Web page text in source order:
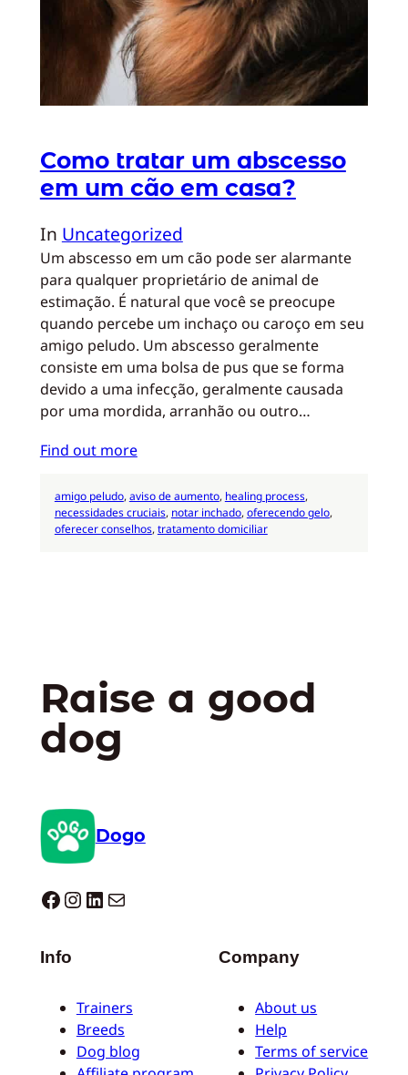
Como tratar um abscesso
em um cão em casa?
In Uncategorized
Um abscesso em um cão pode ser alarmante
para qualquer proprietário de animal de
estimação. É natural que você se preocupe
quando percebe um inchaço ou caroço em seu
amigo peludo. Um abscesso geralmente
consiste em uma bolsa de pus que se forma
devido a uma infecção, geralmente causada
por uma mordida, arranhão ou outro…
Find out more
amigo peludo, aviso de aumento, healing process
necessidades cruciais, notar inchado, oferecendo gelo
oferecer conselhos, tratamento domiciliar
Raise a good
dog
Dogo
Dogo facebook InstagramLinkedIn E-mail
Info
Trainers
Breeds
Dog blog
Company
About us
Help
Terms of service